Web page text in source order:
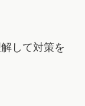
して対策を